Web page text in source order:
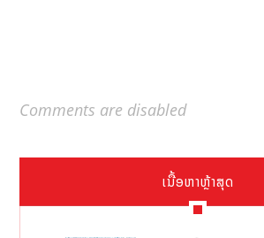
Comments are disabled
ເນື້ອຫາຫຼ້າສຸດ